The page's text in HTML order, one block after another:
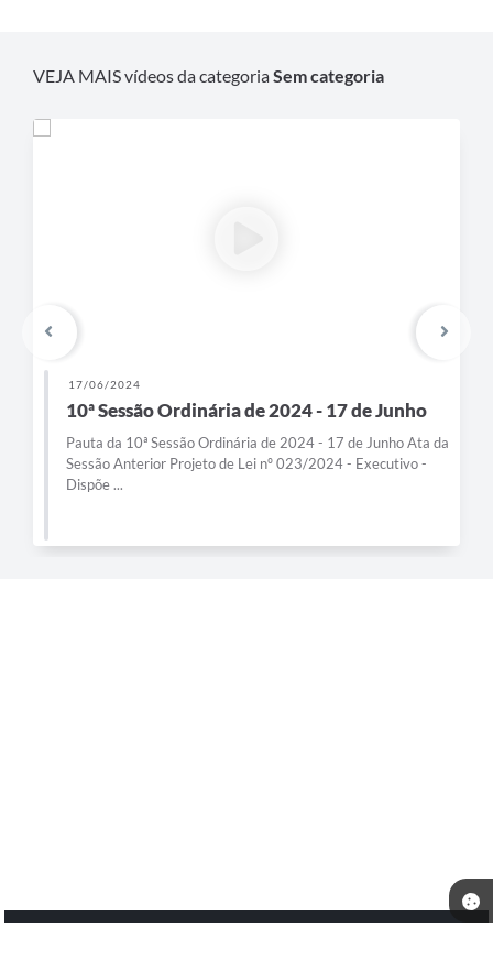
VEJA MAIS vídeos da categoriaSem categoria
17/06/2024
10ª Sessão Ordinária de 2024 - 17 de Junho
Pauta da 10ª Sessão Ordinária de 2024 - 17 de Junho Ata da
Sessão Anterior Projeto de Lei nº 023/2024 - Executivo -
Dispõe ...